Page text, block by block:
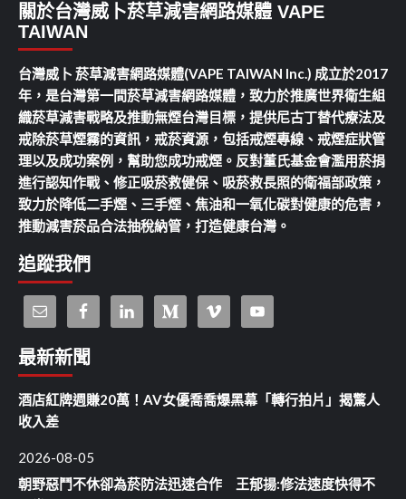
關於台灣威卜菸草減害網路媒體 VAPE
TAIWAN
台灣威卜 菸草減害網路媒體(VAPE TAIWAN Inc.) 成立於2017
年，是台灣第一間菸草減害網路媒體，致力於推廣世界衛生組
織菸草減害戰略及推動無煙台灣目標，提供尼古丁替代療法及
戒除菸草煙霧的資訊，戒菸資源，包括戒煙專線、戒煙症狀管
理以及成功案例，幫助您成功戒煙。反對董氏基金會濫用菸捐
進行認知作戰、修正吸菸救健保、吸菸救長照的衛福部政策，
致力於降低二手煙、三手煙、焦油和一氧化碳對健康的危害，
推動減害菸品合法抽稅納管，打造健康台灣。
追蹤我們
最新新聞
酒店紅牌週賺20萬！AV女優喬喬爆黑幕「轉行拍片」揭驚人
收入差
2026-08-05
朝野惡鬥不休卻為菸防法迅速合作 王郁揚:修法速度快得不